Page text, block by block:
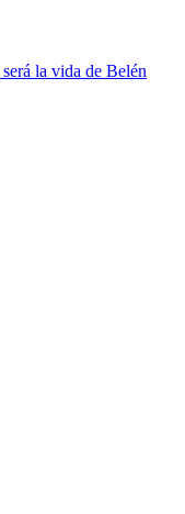
la vida de Belén